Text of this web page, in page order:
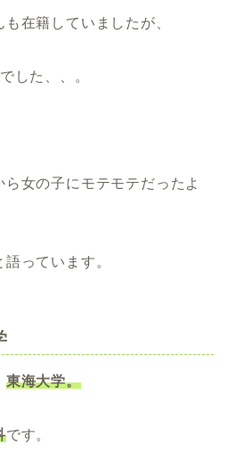
在籍していましたが、
した、、。
女の子にモテモテだったよ
語っています。
東海大学。
です。